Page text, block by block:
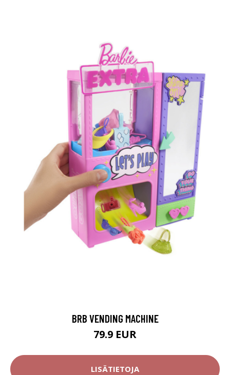
BRB VENDING MACHINE
79.9 EUR
LISÄTIETOJA